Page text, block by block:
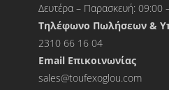
Δευτέρα – Παρασκευή: 09:00
Τηλέφωνο Πωλήσεων &
2310 66 16 04
Εmail Επικοινωνίας
sales@toufexoglou.com